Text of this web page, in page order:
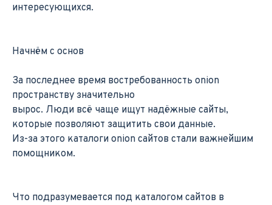
интересующихся.
Начнём с основ
За последнее время востребованность onion
пространству значительно
вырос. Люди всё чаще ищут надёжные сайты,
которые позволяют защитить свои данные.
Из-за этого каталоги onion сайтов стали важнейшим
помощником.
Что подразумевается под каталогом сайтов в